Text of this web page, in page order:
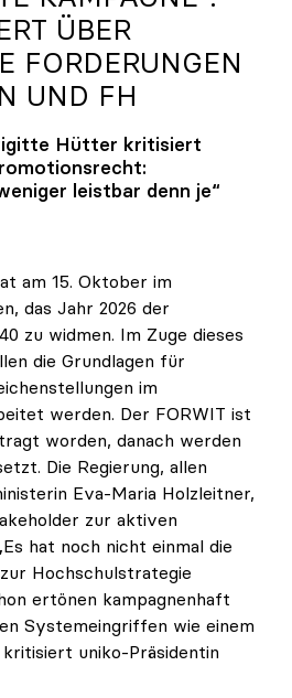
ÜBER
FORDERUNGEN
UND FH
Hütter kritisiert
leistbar denn je“
am 15. Oktober im
das Jahr 2026 der
zu widmen. Im Zuge dieses
die Grundlagen für
im
werden. Der FORWIT ist
worden, danach werden
Die Regierung, allen
Eva-Maria Holzleitner,
zur aktiven
hat noch nicht einmal die
Hochschulstrategie
ertönen kampagnenhaft
Systemeingriffen wie einem
uniko-Präsidentin